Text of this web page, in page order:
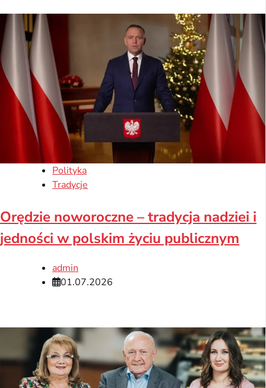
Polityka
Tradycje
Orędzie noworoczne – tradycja nadziei i
jedności w polskim życiu publicznym
admin
01.07.2026